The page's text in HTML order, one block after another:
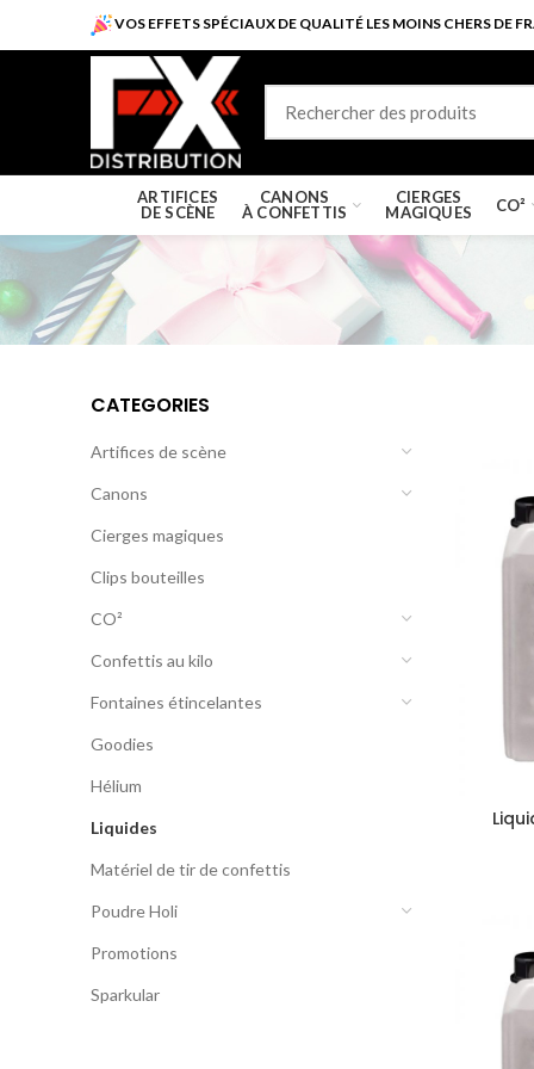
VOS EFFETS SPÉCIAUX DE QUALITÉ LES MOINS CHERS DE
ARTIFICES
DE SCÈNE
CANONS
À CONFETTIS
CIERGES
MAGIQUES
CO²
CATEGORIES
Artifices de scène
Canons
Cierges magiques
Clips bouteilles
CO²
Confettis au kilo
Fontaines étincelantes
Goodies
Hélium
Liquides
Matériel de tir de confettis
Poudre Holi
Promotions
Sparkular